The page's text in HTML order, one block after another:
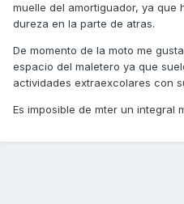
muelle del amortiguador, ya que
dureza en la parte de atras.
De momento de la moto me
espacio del maletero ya que
actividades extraexcolares con
Es imposible de mter un integral